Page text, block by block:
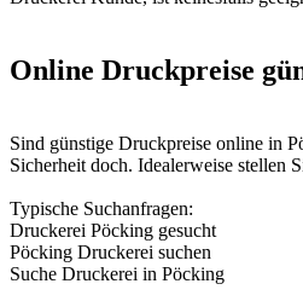
Online Druckpreise
Sind günstige Druckpreise online in
Sicherheit doch. Idealerweise stellen
Typische Suchanfragen:
Druckerei Pöcking gesucht
Pöcking Druckerei suchen
Suche Druckerei in Pöcking